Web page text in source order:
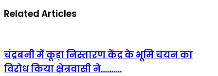
Related Articles
चंद्रबनी में कूड़ा निस्तारण केंद्र के भूमि चयन का
विरोध किया क्षेत्रवासी ने……….